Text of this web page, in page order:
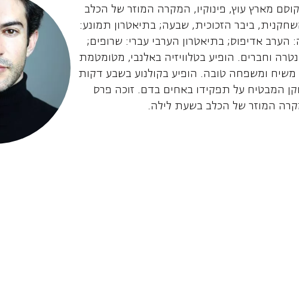
מארץ עוץ, פינוקיו, המקרה המוזר של הכלב
ביבר הזכוכית, שבעה; בתיאטרון תמונע:
הערב אדיפוס; בתיאטרון הערבי עברי: שרופים;
וחברים. הופיע בטלוויזיה באלנבי, מטומטמת
ומשפחה טובה. הופיע בקולנוע בשבע דקות
זוכה פרס התיאטרון 2011 – השחקן המבטיח על תפקידו באחים בדם. זוכה פרס